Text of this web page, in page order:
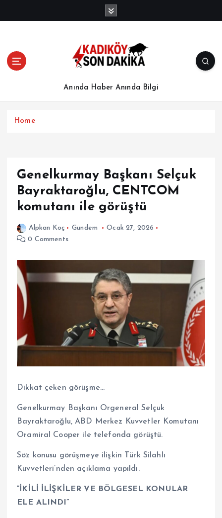
Anında Haber Anında Bilgi
Home
Genelkurmay Başkanı Selçuk
Bayraktaroğlu, CENTCOM
komutanı ile görüştü
Alpkan Koç Gündem
Ocak 27, 2026
0 Comments
Dikkat çeken görüşme…
Genelkurmay Başkanı Orgeneral Selçuk
Bayraktaroğlu, ABD Merkez Kuvvetler Komutanı
Oramiral Cooper ile telefonda görüştü.
Söz konusu görüşmeye ilişkin Türk Silahlı
Kuvvetleri’nden açıklama yapıldı.
“İKİLİ İLİŞKİLER VE BÖLGESEL KONULAR
ELE ALINDI”